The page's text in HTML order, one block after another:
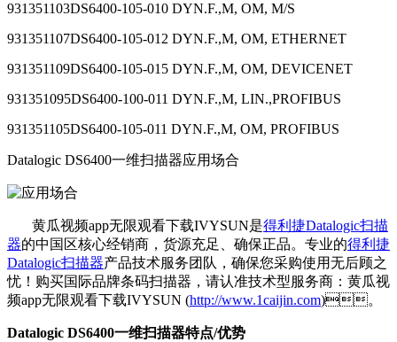
931351103DS6400-105-010 DYN.F.,M, OM, M/S
931351107DS6400-105-012 DYN.F.,M, OM, ETHERNET
931351109DS6400-105-015 DYN.F.,M, OM, DEVICENET
931351095DS6400-100-011 DYN.F.,M, LIN.,PROFIBUS
931351105DS6400-105-011 DYN.F.,M, OM, PROFIBUS
Datalogic DS6400一维扫描器应用场合
黄瓜视频app无限观看下载IVYSUN是得利捷Datalogic扫描
器的中国区核心经销商，货源充足、确保正品。专业的得利捷
Datalogic扫描器产品技术服务团队，确保您采购使用无后顾之
忧！购买国际品牌条码扫描器，请认准技术型服务商：黄瓜视
频app无限观看下载IVYSUN (http://www.1caijin.com)。
Datalogic DS6400一维扫描器特点/优势